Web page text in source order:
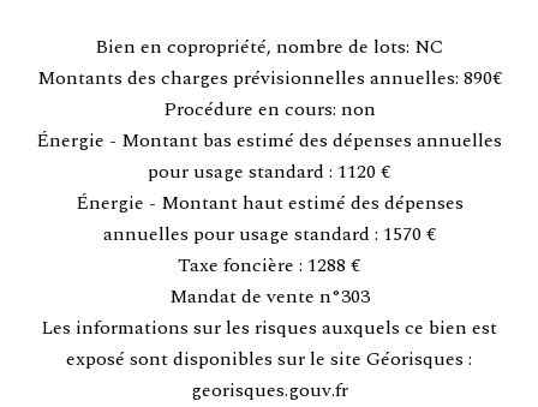
Bien en copropriété, nombre de lots: NC
Montants des charges prévisionnelles annuelles: 890€
Procédure en cours: non
Énergie - Montant bas estimé des dépenses annuelles
pour usage standard : 1120 €
Énergie - Montant haut estimé des dépenses
annuelles pour usage standard : 1570 €
Taxe foncière : 1288 €
Mandat de vente n°303
Les informations sur les risques auxquels ce bien est
exposé sont disponibles sur le site Géorisques :
georisques.gouv.fr